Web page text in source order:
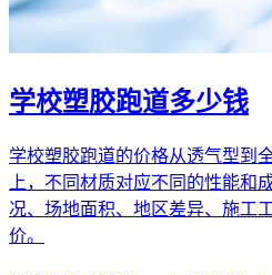
学校塑胶跑道多少钱
学校塑胶跑道的价格从透气型到
上，不同材质对应不同的性能和
况、场地面积、地区差异、施工
价。